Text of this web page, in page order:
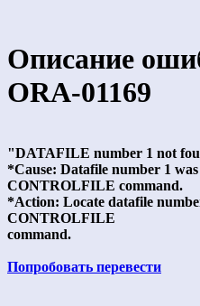
Описание
ORA-01169
"DATAFILE number 1 not
*Cause: Datafile number 1
CONTROLFILE command.
*Action: Locate datafile
CONTROLFILE
command.
Попробовать перевести